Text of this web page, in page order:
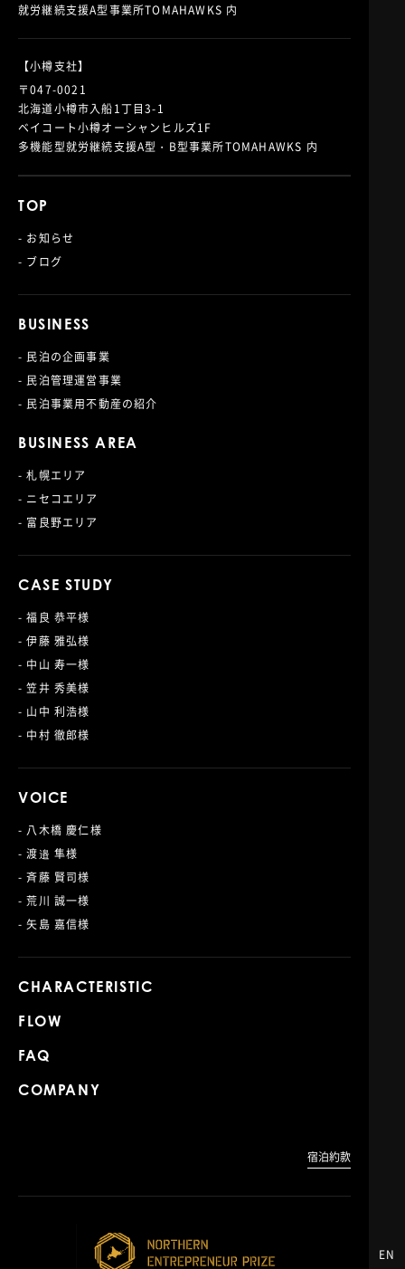
EN
就労継続支援A型事業所TOMAHAWKS 内
【小樽支社】
〒047-0021
北海道小樽市入船1丁目3-1
ベイコート小樽オーシャンヒルズ1F
多機能型就労継続支援A型・B型事業所TOMAHAWKS 内
TOP
- お知らせ
- ブログ
BUSINESS
- 民泊の企画事業
- 民泊管理運営事業
- 民泊事業用不動産の紹介
BUSINESS AREA
- 札幌エリア
- ニセコエリア
- 富良野エリア
CASE STUDY
- 福良 恭平様
- 伊藤 雅弘様
- 中山 寿一様
- 笠井 秀美様
- 山中 利浩様
- 中村 徹郎様
VOICE
- 八木橋 慶仁様
- 渡邉 隼様
- 斉藤 賢司様
- 荒川 誠一様
- 矢島 嘉信様
CHARACTERISTIC
FLOW
FAQ
COMPANY
宿泊約款